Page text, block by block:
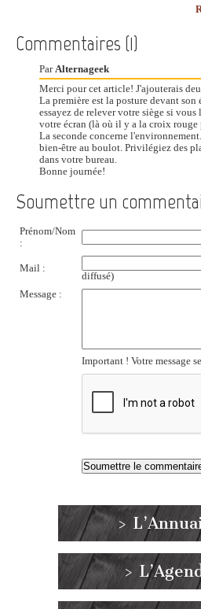
Commentaires (1)
ParAlternageek
Merci pour cet article! J'ajouterais
La première est la posture devant son
essayez de relever votre siège si
votre écran (là où il y a la croix
La seconde concerne
bien-être au boulot. Privilégiez des
dans votre bureau.
Bonne journée!
Soumettre un
Prénom/Nom
:
Mail :
diffusé)
Message :
Important ! Votre message
>
>